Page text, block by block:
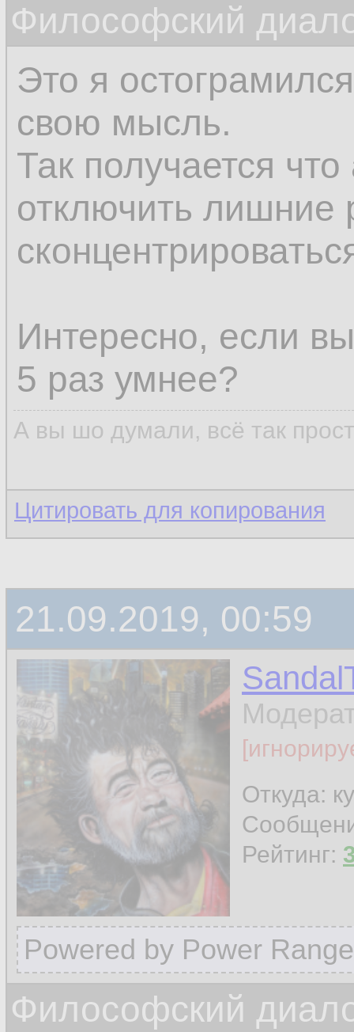
соображения нам
впоследствии.
Философский
Это я
свою мысль.
Так получается
отключить лишние
Интересно, если
5 раз умнее?
А вы шо думали, всё так
Цитировать для копирования
21.09.2019, 00:59
Откуда:
Рейтинг:
Powered by Power
Философский